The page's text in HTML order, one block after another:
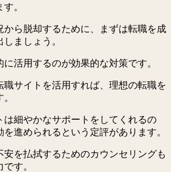
。
から脱却するために、まずは転職を成
ましょう。
活用するのが効果的な対策です。
職サイトを活用すれば、理想の転職を
は細やかなサポートをしてくれるの
進められるという定評があります。
を払拭するためのカウンセリングも
す。